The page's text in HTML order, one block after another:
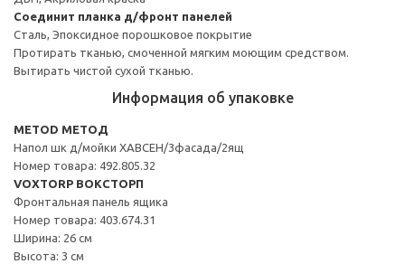
Соединит планка д/фронт панелей
Сталь, Эпоксидное порошковое покрытие
Протирать тканью, смоченной мягким моющим средством.
Вытирать чистой сухой тканью.
Информация об упаковке
METOD МЕТОД
Напол шк д/мойки ХАВСЕН/3фасада/2ящ
Номер товара: 492.805.32
VOXTORP ВОКСТОРП
Фронтальная панель ящика
Номер товара: 403.674.31
Ширина: 26 см
Высота: 3 см